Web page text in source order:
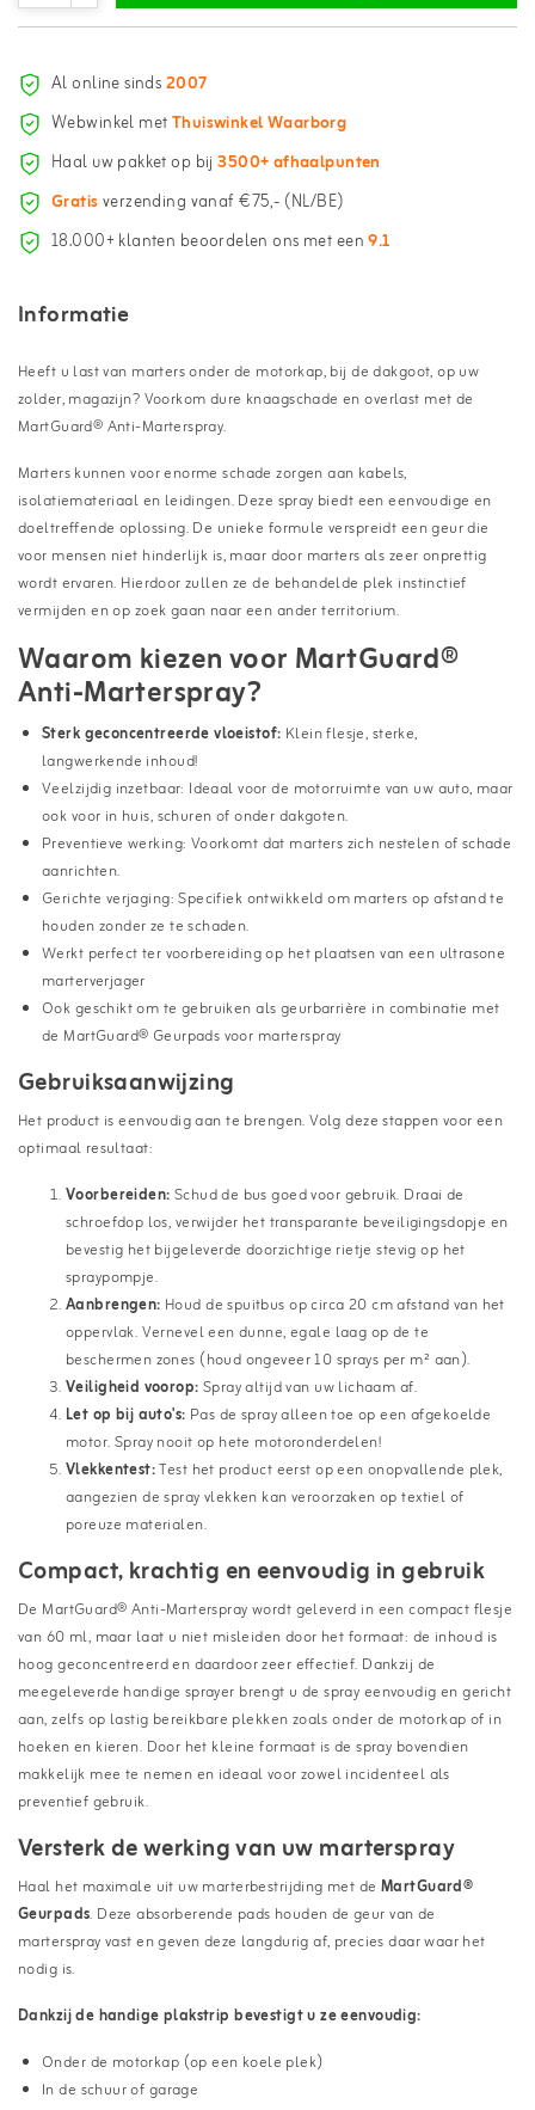
Al online sinds2007
Webwinkel metThuiswinkel Waarborg
Haal uw pakket op bij3500+ afhaalpunten
Gratisverzending vanaf €75,- (NL/BE)
18.000+ klanten beoordelen ons met een9.1
Informatie
Heeft u last van marters onder de motorkap, bij de dakgoot, op uw
zolder, magazijn? Voorkom dure knaagschade en overlast met de
MartGuard® Anti-Marterspray.
Marters kunnen voor enorme schade zorgen aan kabels,
isolatiemateriaal en leidingen. Deze spray biedt een eenvoudige en
doeltreffende oplossing. De unieke formule verspreidt een geur die
voor mensen niet hinderlijk is, maar door marters als zeer onprettig
wordt ervaren. Hierdoor zullen ze de behandelde plek instinctief
vermijden en op zoek gaan naar een ander territorium.
Waarom kiezen voor MartGuard®
Anti-Marterspray?
Sterk geconcentreerde vloeistof: Klein flesje, sterke,
langwerkende inhoud!
Veelzijdig inzetbaar: Ideaal voor de motorruimte van uw auto, maar
ook voor in huis, schuren of onder dakgoten.
Preventieve werking: Voorkomt dat marters zich nestelen of schade
aanrichten.
Gerichte verjaging: Specifiek ontwikkeld om marters op afstand te
houden zonder ze te schaden.
Werkt perfect ter voorbereiding op het plaatsen van een ultrasone
marterverjager
Ook geschikt om te gebruiken als geurbarrière in combinatie met
de MartGuard® Geurpads voor marterspray
Gebruiksaanwijzing
Het product is eenvoudig aan te brengen. Volg deze stappen voor een
optimaal resultaat:
Voorbereiden:Schud de bus goed voor gebruik. Draai de
schroefdop los, verwijder het transparante beveiligingsdopje en
bevestig het bijgeleverde doorzichtige rietje stevig op het
spraypompje.
Aanbrengen: Houd de spuitbus op circa 20 cm afstand van het
oppervlak. Vernevel een dunne, egale laag op de te
beschermen zones (houd ongeveer 10 sprays per m² aan).
Veiligheid voorop:Spray altijd van uw lichaam af.
Let op bij auto's: Pas de spray alleen toe op een afgekoelde
motor. Spray nooit op hete motoronderdelen!
Vlekkentest:Test het product eerst op een onopvallende plek,
aangezien de spray vlekken kan veroorzaken op textiel of
poreuze materialen.
Compact, krachtig en eenvoudig in gebruik
De MartGuard® Anti-Marterspray wordt geleverd in een compact flesje
van 60 ml, maar laat u niet misleiden door het formaat: de inhoud is
hoog geconcentreerd en daardoor zeer effectief. Dankzij de
meegeleverde handige sprayer brengt u de spray eenvoudig en gericht
aan, zelfs op lastig bereikbare plekken zoals onder de motorkap of in
hoeken en kieren. Door het kleine formaat is de spray bovendien
makkelijk mee te nemen en ideaal voor zowel incidenteel als
preventief gebruik.
Versterk de werking van uw marterspray
Haal het maximale uit uw marterbestrijding met de MartGuard®
Geurpads. Deze absorberende pads houden de geur van de
marterspray vast en geven deze langdurig af, precies daar waar het
nodig is.
Dankzij de handige plakstrip bevestigt u ze eenvoudig:
Onder de motorkap (op een koele plek)
In de schuur of garage